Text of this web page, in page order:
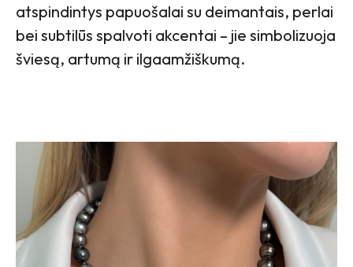
atspindintys papuošalai su deimantais, perlai
bei subtilūs spalvoti akcentai – jie simbolizuoja
šviesą, artumą ir ilgaamžiškumą.